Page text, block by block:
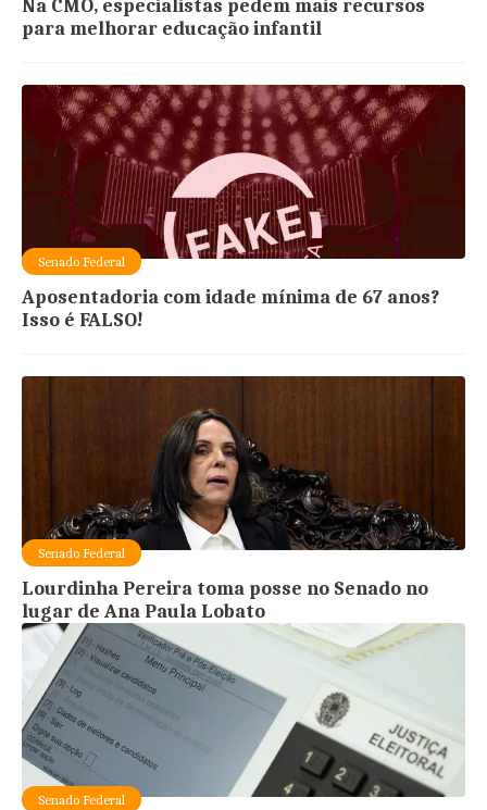
Na CMO, especialistas pedem mais recursos
para melhorar educação infantil
Senado Federal
Aposentadoria com idade mínima de 67 anos?
Isso é FALSO!
Senado Federal
Lourdinha Pereira toma posse no Senado no
lugar de Ana Paula Lobato
Senado Federal